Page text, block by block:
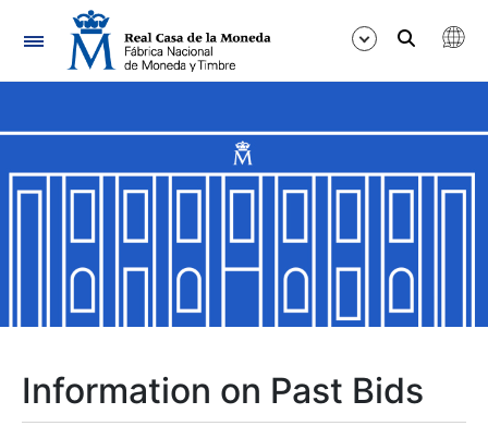
Navigation
Show/Hide
Show/Hide
Show/Hide
Information on Past Bids